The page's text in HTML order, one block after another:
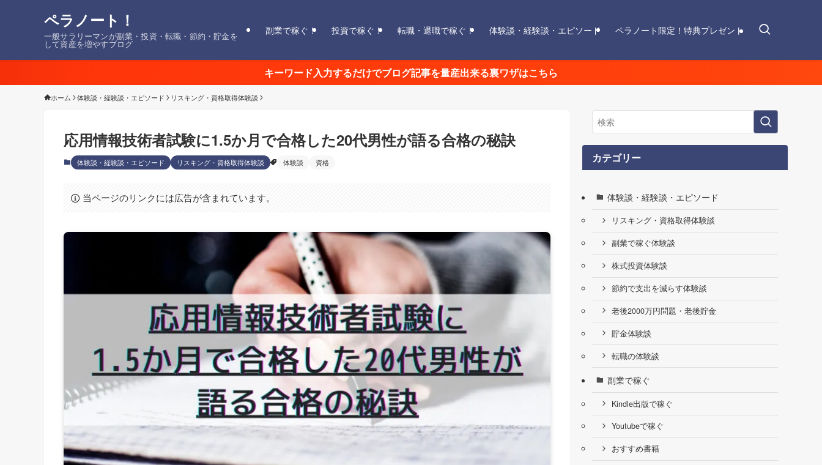
ペラノート！
一般サラリーマンが副業・投資・転職・節約・貯金を
して資産を増やすブログ
副業で稼ぐ！ 投資で稼ぐ！ 転職・退職で稼ぐ！ 体験談・経験談・エピソード ペラノート限定！特典プレゼント
キーワード入力するだけでブログ記事を量産出来る裏ワザはこちら
ホーム 体験談・経験談・エピソード リスキング・資格取得体験談
応用情報技術者試験に1.5か月で合格した20代男性が語る合格の秘訣
体験談・経験談・エピソード リスキング・資格取得体験談 体験談 資格
当ページのリンクには広告が含まれています。
カテゴリー
体験談・経験談・エピソード
リスキング・資格取得体験談
副業で稼ぐ体験談
株式投資体験談
節約で支出を減らす体験談
老後2000万円問題・老後貯金
貯金体験談
転職の体験談
副業で稼ぐ
Kindle出版で稼ぐ
Youtubeで稼ぐ
おすすめ書籍